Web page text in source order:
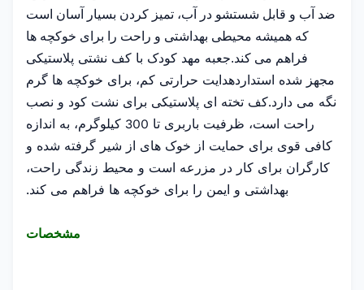
ضد آب و قابل شستشو در آب، تمیز کردن بسیار آسان است
که همیشه محیطی بهداشتی و راحت را برای خوکچه ها
فراهم می کند.جعبه مهد کودک با کف نشتی پلاستیکی
مجهز شده استداردهدایت حرارتی کم، برای خوکچه ها گرم
نگه می دارد.کف تخته ای پلاستیکی برای نشت کود و نصب
راحت است، ظرفیت باربری تا 300 کیلوگرم، به اندازه
کافی قوی برای حمایت از خوک های از شیر گرفته شده و
کارگران برای کار در مزرعه است و محیط زندگی راحت،
بهداشتی و ایمن را برای خوکچه ها فراهم می کند.
مشخصات